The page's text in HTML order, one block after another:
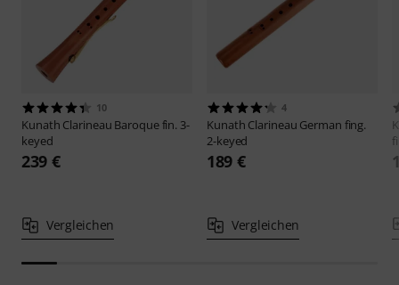
10
Kunath Clarineau Baroque fin. 3-
keyed
239 €
Vergleichen
4
Kunath Clarineau German fing.
2-keyed
189 €
Vergleichen